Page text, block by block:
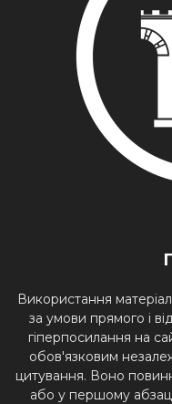
Використання
за умови прямого і
гіперпосилання на
обов'язковим
цитування. Воно
або у першому